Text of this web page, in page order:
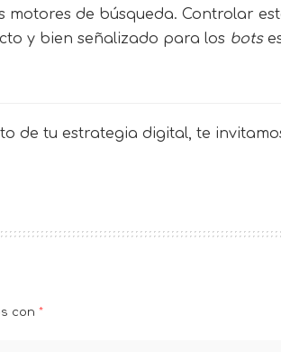
de búsqueda. Controlar
y bien señalizado para los bots
de tu estrategia digital, te
con *